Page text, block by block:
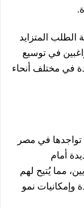
الطلب المتزايد
في توسيع
في مختلف أنحاء
في مصر
أمام
مما يُتيح لهم
وإمكانيات نمو